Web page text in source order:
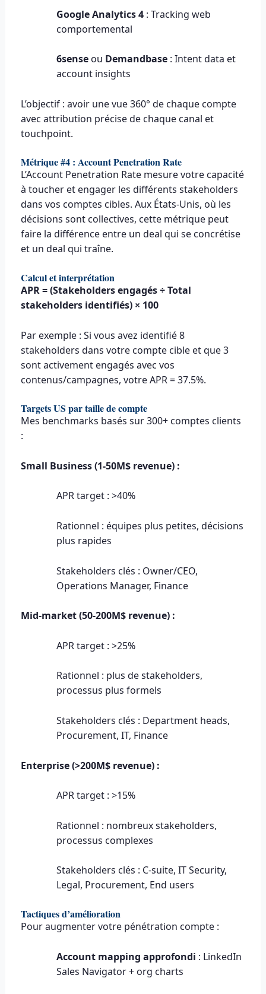
Google Analytics 4 : Tracking web
comportemental
6sense ou Demandbase : Intent data et
account insights
L’objectif : avoir une vue 360° de chaque compte
avec attribution précise de chaque canal et
touchpoint.
Métrique #4 : Account Penetration Rate
L’Account Penetration Rate mesure votre capacité
à toucher et engager les différents stakeholders
dans vos comptes cibles. Aux États-Unis, où les
décisions sont collectives, cette métrique peut
faire la différence entre un deal qui se concrétise
et un deal qui traîne.
Calcul et interprétation
APR = (Stakeholders engagés ÷ Total
stakeholders identifiés) × 100
Par exemple : Si vous avez identifié 8
stakeholders dans votre compte cible et que 3
sont activement engagés avec vos
contenus/campagnes, votre APR = 37.5%.
Targets US par taille de compte
Mes benchmarks basés sur 300+ comptes clients
:
Small Business (1-50M$ revenue) :
APR target : >40%
Rationnel : équipes plus petites, décisions
plus rapides
Stakeholders clés : Owner/CEO,
Operations Manager, Finance
Mid-market (50-200M$ revenue) :
APR target : >25%
Rationnel : plus de stakeholders,
processus plus formels
Stakeholders clés : Department heads,
Procurement, IT, Finance
Enterprise (>200M$ revenue) :
APR target : >15%
Rationnel : nombreux stakeholders,
processus complexes
Stakeholders clés : C-suite, IT Security,
Legal, Procurement, End users
Tactiques d’amélioration
Pour augmenter votre pénétration compte :
Account mapping approfondi : LinkedIn
Sales Navigator + org charts